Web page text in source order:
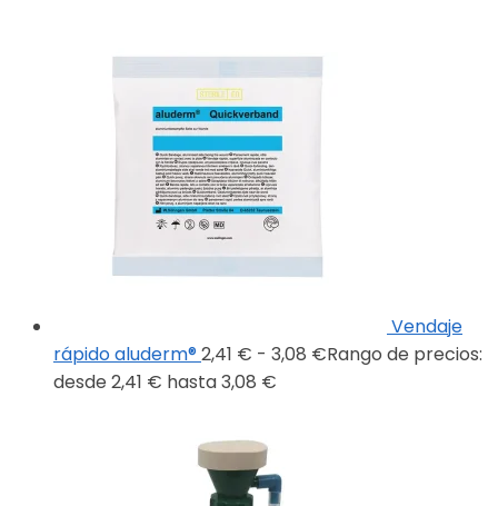
Vendaje
rápido aluderm®2,41 € - 3,08 €Rango de precios:
desde 2,41 € hasta 3,08 €